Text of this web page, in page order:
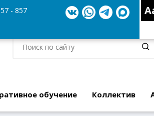
- 857
обучение Коллектив